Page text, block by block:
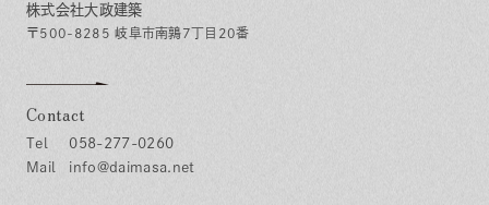
株式会社大政建築
〒500-8285 岐阜市南鶉7丁目20番
Contact
058-277-0260
info@daimasa.net